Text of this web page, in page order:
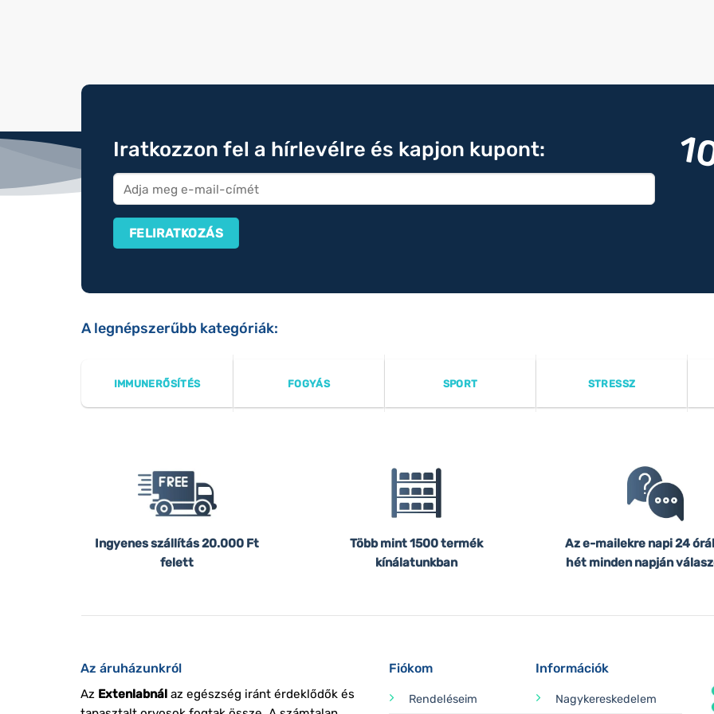
Iratkozzon fel a hírlevélre és kapjon kupont:
A legnépszerűbb kategóriák:
IMMUNERŐSÍTÉS FOGYÁS SPORT STRESSZ
Ingyenes szállítás20.000 Ft
felett
Több mint 1500 termék
kínálatunkban
Az e-mailekre napi 24
hét minden napján
Az áruházunkról
Az Extenlabnálaz egészség iránt érdeklődők és
Fiókom
Rendeléseim
Információk
Nagykereskedelem